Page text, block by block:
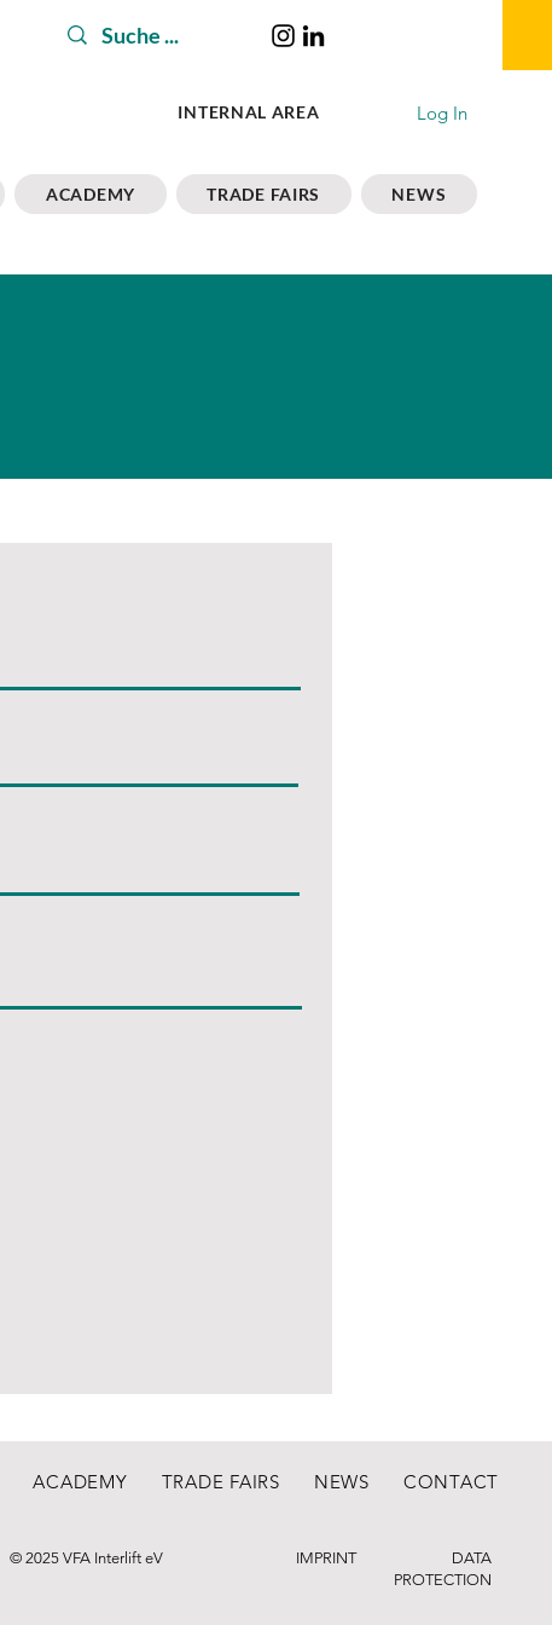
INTERNAL AREA Log In
ACADEMY TRADE FAIRS NEWS
ACADEMY TRADE FAIRS NEWS CONTACT
© 2025 VFA Interlift eV IMPRINT
DATA
PROTECTION